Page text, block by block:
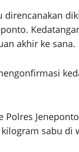
akhir ke sana.
Polres
sabu di